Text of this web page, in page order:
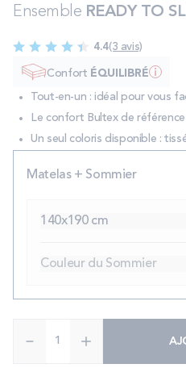
PROMOS
Technologie bultex
Nos engagements
Ensemble READY TO
4.4(3 avis)
Confort ÉQUILIBRÉ
Tout-en-un : idéal pour vous
Le confort Bultex de
Un seul coloris disponible :
Matelas + Sommier
Couleur du Sommier
140x190 cm